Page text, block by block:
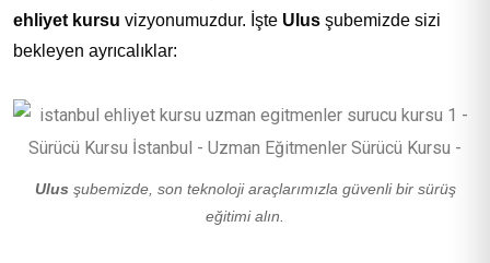
ehliyet kursu vizyonumuzdur. İşte Ulus şubemizde sizi
bekleyen ayrıcalıklar:
Ulus şubemizde, son teknoloji araçlarımızla güvenli bir sürüş
eğitimi alın.